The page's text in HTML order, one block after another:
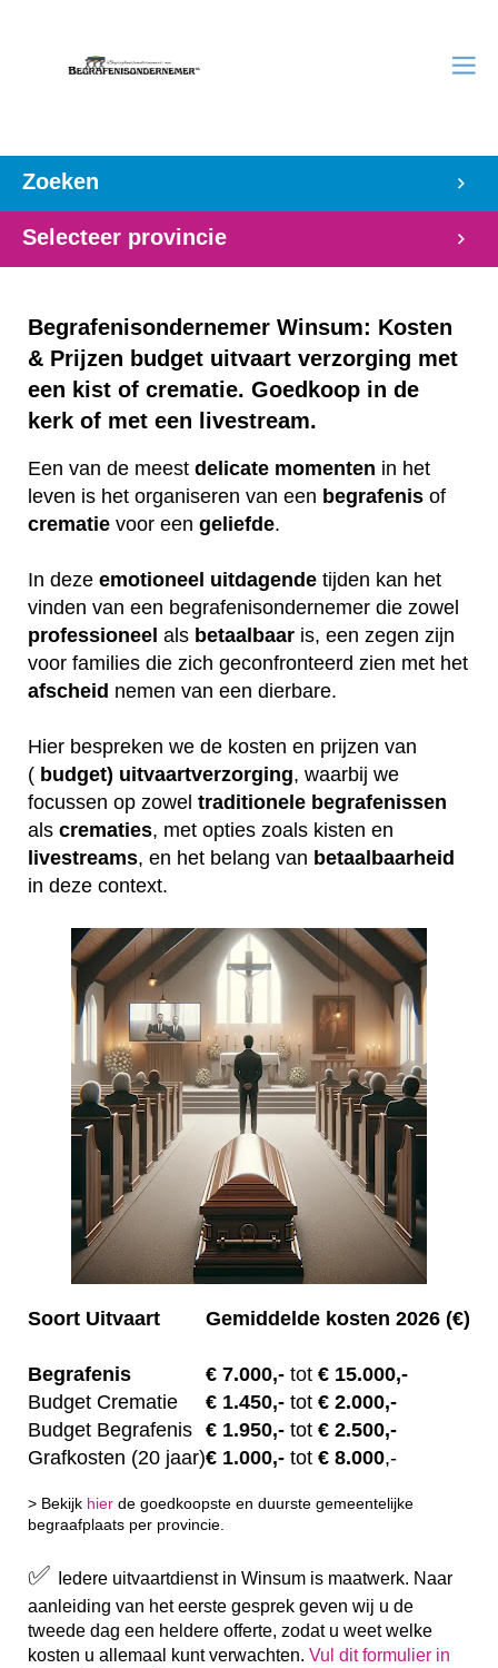
Zoeken
Selecteer provincie
Begrafenisondernemer Winsum: Kosten
& Prijzen budget uitvaart verzorging met
een kist of crematie. Goedkoop in de
kerk of met een livestream.
Een van de meest delicate momenten in het
leven is het organiseren van een begrafenis of
crematie voor een geliefde.
In deze emotioneel uitdagende tijden kan het
vinden van een begrafenisondernemer die zowel
professioneel als betaalbaar is, een zegen zijn
voor families die zich geconfronteerd zien met het
afscheid nemen van een dierbare.
Hier bespreken we de kosten en prijzen van
( budget) uitvaartverzorging, waarbij we
focussen op zowel traditionele begrafenissen
als crematies, met opties zoals kisten en
livestreams, en het belang van betaalbaarheid
in deze context.
Soort Uitvaart Gemiddelde kosten 2026 (€)
Begrafenis € 7.000,- tot € 15.000,-
Budget Crematie
€ 1.450,- tot € 2.000,-
Budget Begrafenis € 1.950,- tot € 2.500,-
Grafkosten (20 jaar)€ 1.000,- tot € 8.000,-
> Bekijk hier de goedkoopste en duurste gemeentelijke
begraafplaats per provincie.
✅
Iedere uitvaartdienst in Winsum is maatwerk. Naar
aanleiding van het eerste gesprek geven wij u de
tweede dag een heldere offerte, zodat u weet welke
kosten u allemaal kunt verwachten. Vul dit formulier in